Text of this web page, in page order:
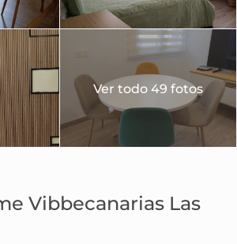
Ver todo 49 fotos
Vibbecanarias Las